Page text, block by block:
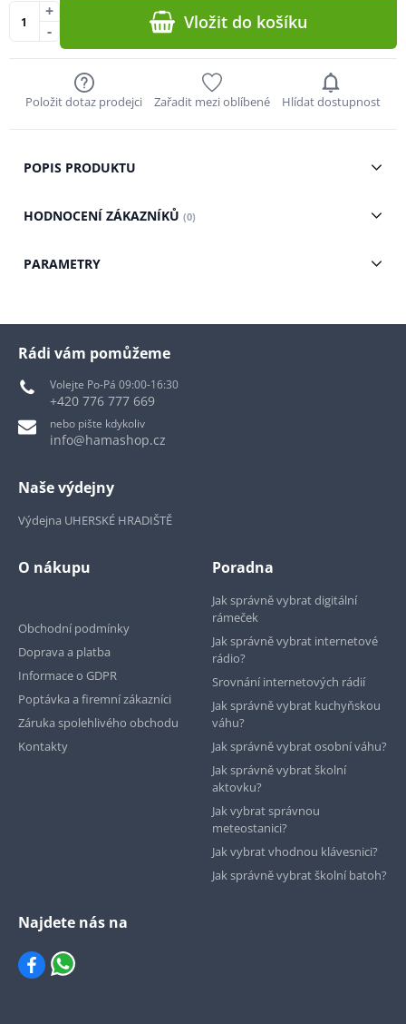
-
+ Vložit do košíku
Položit dotaz prodejci Zařadit mezi oblíbené Hlídat dostupnost
POPIS PRODUKTU
HODNOCENÍ ZÁKAZNÍKŮ (0)
PARAMETRY
Rádi vám pomůžeme
Volejte Po-Pá 09:00-16:30
+420 776 777 669
nebo pište kdykoliv
info@hamashop.cz
Naše výdejny
Výdejna UHERSKÉ HRADIŠTĚ
O nákupu
Obchodní podmínky
Doprava a platba
Informace o GDPR
Poptávka a firemní zákazníci
Záruka spolehlivého obchodu
Kontakty
Poradna
Jak správně vybrat digitální
rámeček
Jak správně vybrat internetové
rádio?
Srovnání internetových rádií
Jak správně vybrat kuchyňskou
váhu?
Jak správně vybrat osobní váhu?
Jak správně vybrat školní
aktovku?
Jak vybrat správnou
meteostanici?
Jak vybrat vhodnou klávesnici?
Jak správně vybrat školní batoh?
Najdete nás na